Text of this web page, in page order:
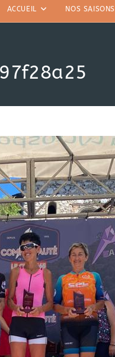
ACCUEIL NOS SAISONS